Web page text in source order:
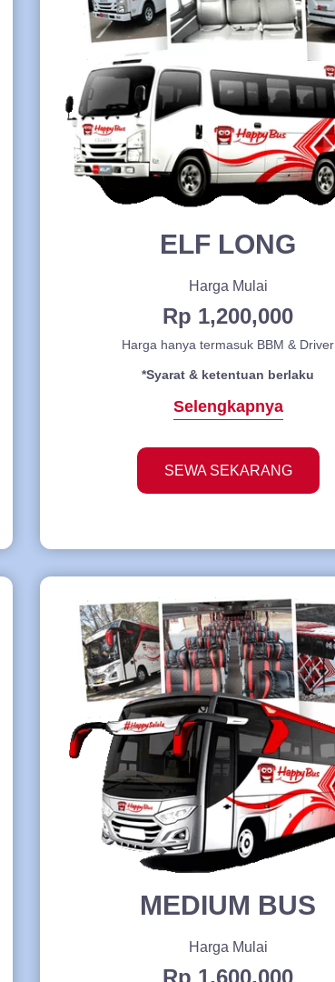
ELF LONG
Harga Mulai
Rp 1,200,000
Harga hanya termasuk BBM & Driver
*Syarat & ketentuan berlaku
Selengkapnya
SEWA SEKARANG
MEDIUM BUS
Harga Mulai
Rp 1,600,000